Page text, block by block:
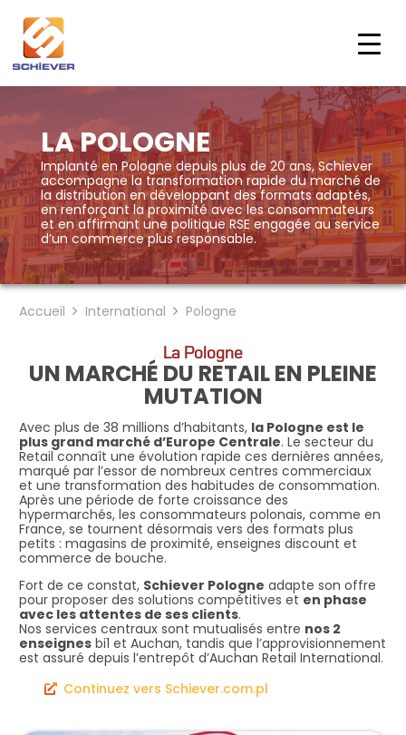
LA POLOGNE
Implanté en Pologne depuis plus de 20 ans, Schiever
accompagne la transformation rapide du marché de
la distribution en développant des formats adaptés,
en renforçant la proximité avec les consommateurs
et en affirmant une politique RSE engagée au service
d’un commerce plus responsable.
Accueil International Pologne
La Pologne
UN MARCHÉ DU RETAIL EN PLEINE
MUTATION
Avec plus de 38 millions d’habitants, la Pologne est le
plus grand marché d’Europe Centrale. Le secteur du
Retail connaît une évolution rapide ces dernières années,
marqué par l’essor de nombreux centres commerciaux
et une transformation des habitudes de consommation.
Après une période de forte croissance des
hypermarchés, les consommateurs polonais, comme en
France, se tournent désormais vers des formats plus
petits : magasins de proximité, enseignes discount et
commerce de bouche.
Fort de ce constat, Schiever Pologne adapte son offre
pour proposer des solutions compétitives et en phase
avec les attentes de ses clients.
Nos services centraux sont mutualisés entre nos 2
enseignes bi1 et Auchan, tandis que l’approvisionnement
est assuré depuis l’entrepôt d’Auchan Retail International.
Continuez vers Schiever.com.pl